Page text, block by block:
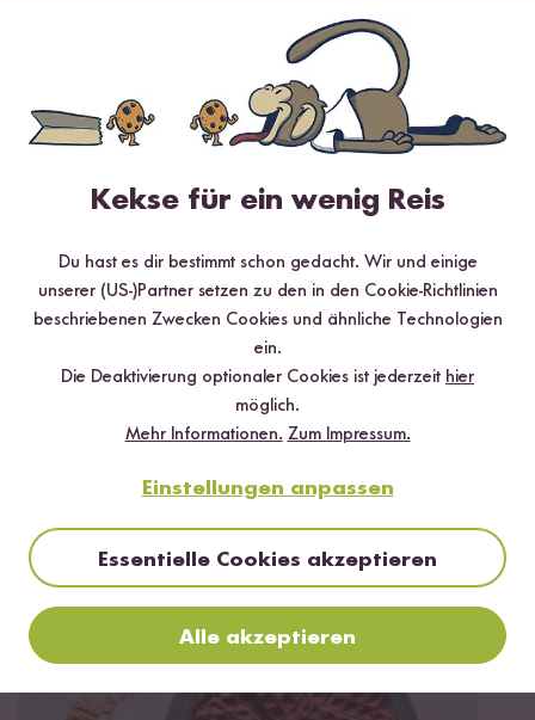
*Das Digitale Rezeptbuch wird dir nach vollständiger Anmeldung zum Newsletter
Mehr Rezepte mit Bio Weißes Reismehl
35 min
Spargel-Hähnchen Pfanne
Kekse für ein wenig Reis
Du hast es dir bestimmt schon gedacht. Wir und einige
unserer (US-)Partner setzen zu den in den Cookie-Richtlinien
beschriebenen Zwecken Cookies und ähnliche Technologien
ein.
Die Deaktivierung optionaler Cookies ist jederzeit hier
möglich.
Mehr Informationen. Zum Impressum.
Einstellungen anpassen
Essentielle Cookies akzeptieren
Alle akzeptieren